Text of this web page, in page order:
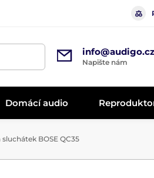
info@audigo.cz
Napište nám
Domácí audio
BOSE QC35